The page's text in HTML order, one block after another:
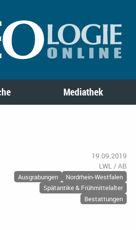
Mediathek
19.09.2019
LWL / AB
Ausgrabungen
Nordrhein-Westfalen
Spätantike & Frühmittelalter
Bestattungen